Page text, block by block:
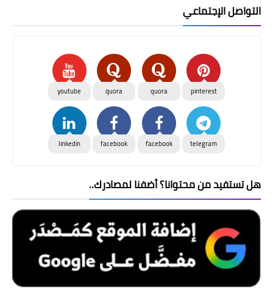
التواصل الإجتماعي
pinterest
quora
quora
youtube
telegram
facebook
facebook
linkedin
هل تستفيد من محتوانا؟ أضفنا لمصادرك..